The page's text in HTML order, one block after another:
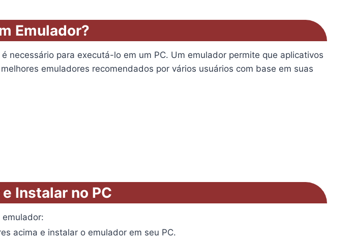
Emulador?
necessário para executá-lo em um PC. Um emulador permite que aplicativos
emuladores recomendados por vários usuários com base em suas
Instalar no PC
emulador:
acima e instalar o emulador em seu PC.